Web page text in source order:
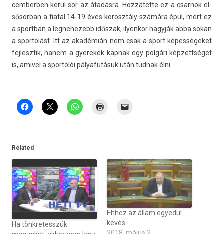
cem­berb­en kerül sor az átadásra. Hozzátette ez a csar­nok el­
sősor­ban a fiat­al 14-19 éves korosztá­ly számára épül, mert ez
a sportban a leg­nehezebb időszak, il­yen­kor hagyják abba sokan
a spor­tolást. Itt az akadémián nem csak a sport képességeket
fej­lesztik, hanem a gyerekek kap­nak egy polgári kép­zettséget
is, amivel a spor­tolói pályafutásuk után tud­nak élni.
Related
Ha tönkretesszük
Ehhez az állam egyedül
kevés